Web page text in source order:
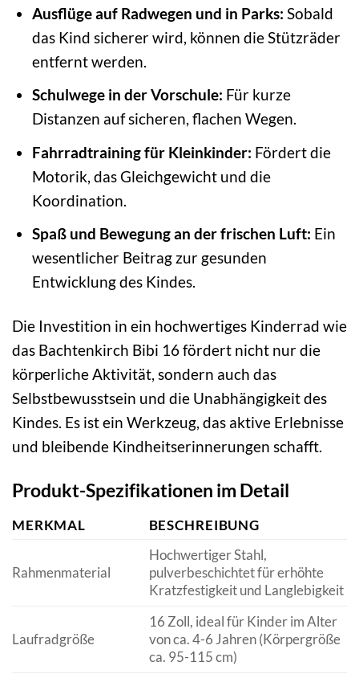
Ausflüge auf Radwegen und in Parks: Sobald
das Kind sicherer wird, können die Stützräder
entfernt werden.
Schulwege in der Vorschule: Für kurze
Distanzen auf sicheren, flachen Wegen.
Fahrradtraining für Kleinkinder: Fördert die
Motorik, das Gleichgewicht und die
Koordination.
Spaß und Bewegung an der frischen Luft: Ein
wesentlicher Beitrag zur gesunden
Entwicklung des Kindes.
Die Investition in ein hochwertiges Kinderrad wie
das Bachtenkirch Bibi 16 fördert nicht nur die
körperliche Aktivität, sondern auch das
Selbstbewusstsein und die Unabhängigkeit des
Kindes. Es ist ein Werkzeug, das aktive Erlebnisse
und bleibende Kindheitserinnerungen schafft.
Produkt-Spezifikationen im Detail
MERKMAL BESCHREIBUNG
Rahmenmaterial
Hochwertiger Stahl,
pulverbeschichtet für erhöhte
Kratzfestigkeit und Langlebigkeit
Laufradgröße
16 Zoll, ideal für Kinder im Alter
von ca. 4-6 Jahren (Körpergröße
ca. 95-115 cm)